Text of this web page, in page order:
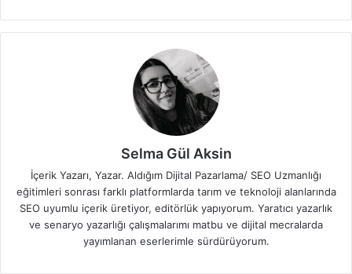
Selma Gül Aksin
İçerik Yazarı, Yazar. Aldığım Dijital Pazarlama/ SEO Uzmanlığı
eğitimleri sonrası farklı platformlarda tarım ve teknoloji alanlarında
SEO uyumlu içerik üretiyor, editörlük yapıyorum. Yaratıcı yazarlık
ve senaryo yazarlığı çalışmalarımı matbu ve dijital mecralarda
yayımlanan eserlerimle sürdürüyorum.